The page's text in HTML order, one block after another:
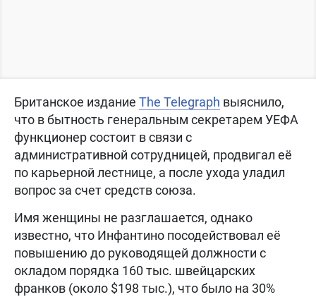
Британское издание The Telegraph выяснило,
что в бытность генеральным секретарем УЕФА
функционер состоит в связи с
административной сотрудницей, продвигал её
по карьерной лестнице, а после ухода уладил
вопрос за счет средств союза.
Имя женщины не разглашается, однако
известно, что Инфантино посодействовал её
повышению до руководящей должности с
окладом порядка 160 тыс. швейцарских
франков (около $198 тыс.), что было на 30%